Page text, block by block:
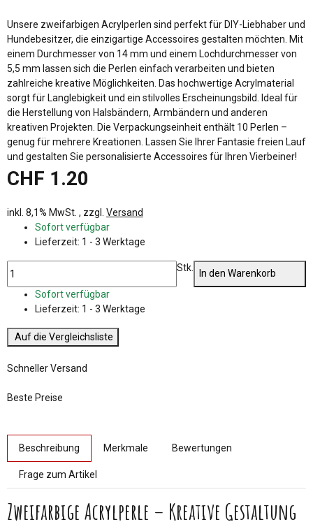
Unsere zweifarbigen Acrylperlen sind perfekt für DIY-Liebhaber und
Hundebesitzer, die einzigartige Accessoires gestalten möchten. Mit
einem Durchmesser von 14 mm und einem Lochdurchmesser von
5,5 mm lassen sich die Perlen einfach verarbeiten und bieten
zahlreiche kreative Möglichkeiten. Das hochwertige Acrylmaterial
sorgt für Langlebigkeit und ein stilvolles Erscheinungsbild. Ideal für
die Herstellung von Halsbändern, Armbändern und anderen
kreativen Projekten. Die Verpackungseinheit enthält 10 Perlen –
genug für mehrere Kreationen. Lassen Sie Ihrer Fantasie freien Lauf
und gestalten Sie personalisierte Accessoires für Ihren Vierbeiner!
CHF 1.20
inkl. 8,1% MwSt. , zzgl. Versand
Sofort verfügbar
Lieferzeit: 1 - 3 Werktage
Stk.
In den Warenkorb
Sofort verfügbar
Lieferzeit: 1 - 3 Werktage
Auf die Vergleichsliste
Schneller Versand
Beste Preise
Beschreibung Merkmale Bewertungen
Frage zum Artikel
Zweifarbige Acrylperle – Kreative Gestaltung